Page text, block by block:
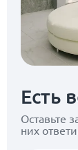
Есть
Оставьте
них